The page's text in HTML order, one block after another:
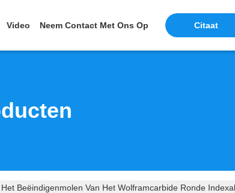
Video Neem Contact Met Ons Op Citaat
Beëindigenmolen Van Het Wolframcarbide Ronde